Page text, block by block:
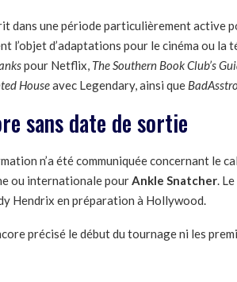
dans une période particulièrement active
l’objet d’adaptations pour le cinéma ou la
pour Netflix, The Southern Book Club’s
Houseavec Legendary, ainsi que
sans date de sortie
n’a été communiquée concernant le
ou internationale pourAnkle Snatcher.
Hendrix en préparation à Hollywood.
précisé le début du tournage ni les